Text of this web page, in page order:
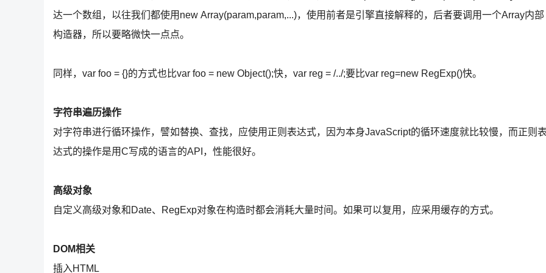
达一个数组，以往我们都使用new Array(param,param,...)，使用前者是引擎直接解释的，后者要调用一个Array内部
构造器，所以要略微快一点点。
同样，var foo = {}的方式也比var foo = new Object();快，var reg = /../;要比var reg=new RegExp()快。
字符串遍历操作
对字符串进行循环操作，譬如替换、查找，应使用正则表达式，因为本身JavaScript的循环速度就比较慢，而正则
达式的操作是用C写成的语言的API，性能很好。
高级对象
自定义高级对象和Date、RegExp对象在构造时都会消耗大量时间。如果可以复用，应采用缓存的方式。
DOM相关
插入HTML